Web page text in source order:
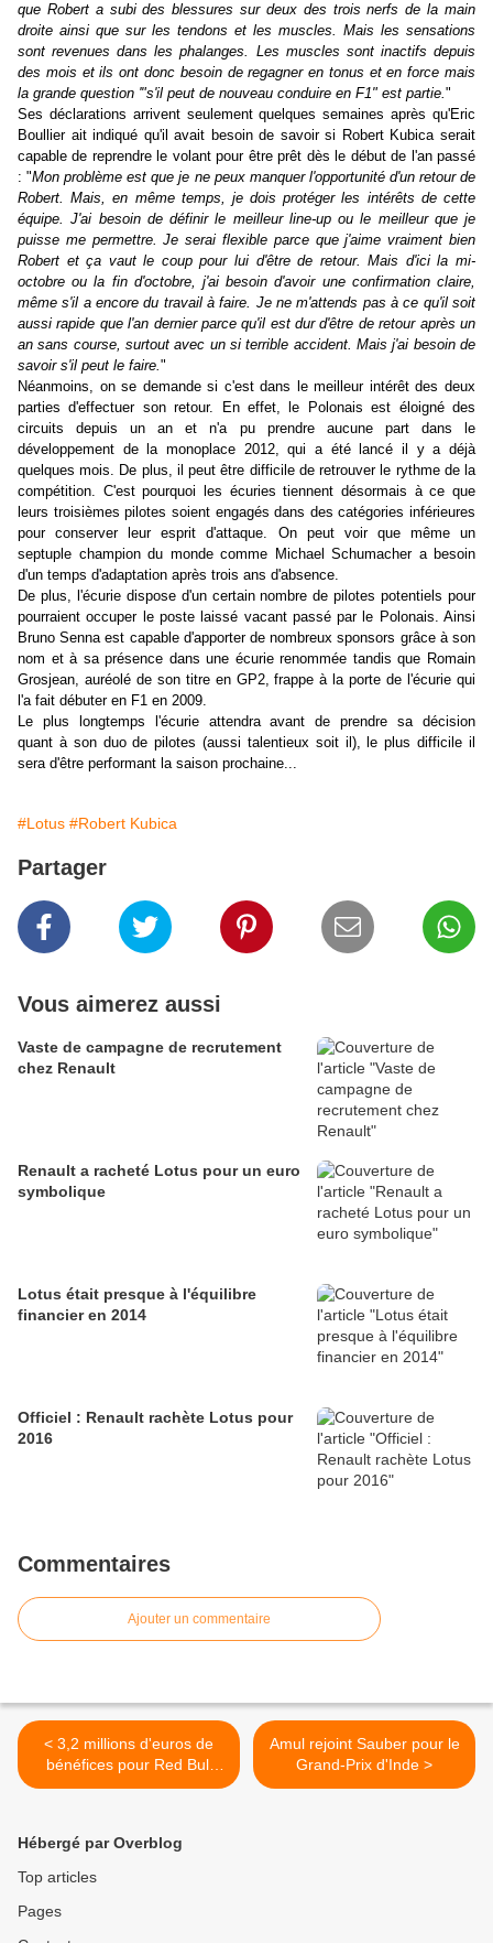
que Robert a subi des blessures sur deux des trois nerfs de la main
droite ainsi que sur les tendons et les muscles. Mais les sensations
sont revenues dans les phalanges. Les muscles sont inactifs depuis
des mois et ils ont donc besoin de regagner en tonus et en force mais
la grande question '"s'il peut de nouveau conduire en F1" est partie."
Ses déclarations arrivent seulement quelques semaines après qu'Eric
Boullier ait indiqué qu'il avait besoin de savoir si Robert Kubica serait
capable de reprendre le volant pour être prêt dès le début de l'an passé
: "Mon problème est que je ne peux manquer l'opportunité d'un retour de
Robert. Mais, en même temps, je dois protéger les intérêts de cette
équipe. J'ai besoin de définir le meilleur line-up ou le meilleur que je
puisse me permettre. Je serai flexible parce que j'aime vraiment bien
Robert et ça vaut le coup pour lui d'être de retour. Mais d'ici la mi-
octobre ou la fin d'octobre, j'ai besoin d'avoir une confirmation claire,
même s'il a encore du travail à faire. Je ne m'attends pas à ce qu'il soit
aussi rapide que l'an dernier parce qu'il est dur d'être de retour après un
an sans course, surtout avec un si terrible accident. Mais j'ai besoin de
savoir s'il peut le faire."
Néanmoins, on se demande si c'est dans le meilleur intérêt des deux
parties d'effectuer son retour. En effet, le Polonais est éloigné des
circuits depuis un an et n'a pu prendre aucune part dans le
développement de la monoplace 2012, qui a été lancé il y a déjà
quelques mois. De plus, il peut être difficile de retrouver le rythme de la
compétition. C'est pourquoi les écuries tiennent désormais à ce que
leurs troisièmes pilotes soient engagés dans des catégories inférieures
pour conserver leur esprit d'attaque. On peut voir que même un
septuple champion du monde comme Michael Schumacher a besoin
d'un temps d'adaptation après trois ans d'absence.
De plus, l'écurie dispose d'un certain nombre de pilotes potentiels pour
pourraient occuper le poste laissé vacant passé par le Polonais. Ainsi
Bruno Senna est capable d'apporter de nombreux sponsors grâce à son
nom et à sa présence dans une écurie renommée tandis que Romain
Grosjean, auréolé de son titre en GP2, frappe à la porte de l'écurie qui
l'a fait débuter en F1 en 2009.
Le plus longtemps l'écurie attendra avant de prendre sa décision
quant à son duo de pilotes (aussi talentieux soit il), le plus difficile il
sera d'être performant la saison prochaine...
#Lotus #Robert Kubica
Partager
Vous aimerez aussi
Vaste de campagne de recrutement
chez Renault
Renault a racheté Lotus pour un euro
symbolique
Lotus était presque à l'équilibre
financier en 2014
Officiel : Renault rachète Lotus pour
2016
Commentaires
Ajouter un commentaire
< 3,2 millions d'euros de
bénéfices pour Red Bull
Racing en 2010
Amul rejoint Sauber pour le
Grand-Prix d'Inde >
Hébergé par Overblog
Top articles
Pages